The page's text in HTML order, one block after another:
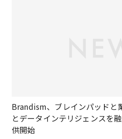
Brandism、ブレインパッドと
とデータインテリジェンスを
供開始